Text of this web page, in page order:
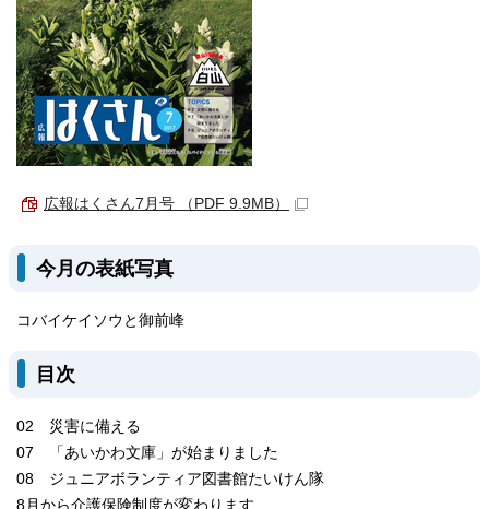
広報はくさん7月号 （PDF 9.9MB）
今月の表紙写真
コバイケイソウと御前峰
目次
02 災害に備える
07 「あいかわ文庫」が始まりました
08 ジュニアボランティア図書館たいけん隊
8月から介護保険制度が変わります